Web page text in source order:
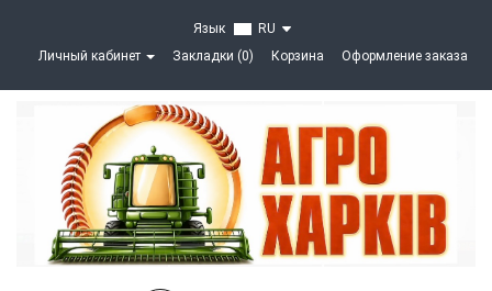
Язык
RU
Личный кабинет
Закладки (0) Корзина Оформление заказа